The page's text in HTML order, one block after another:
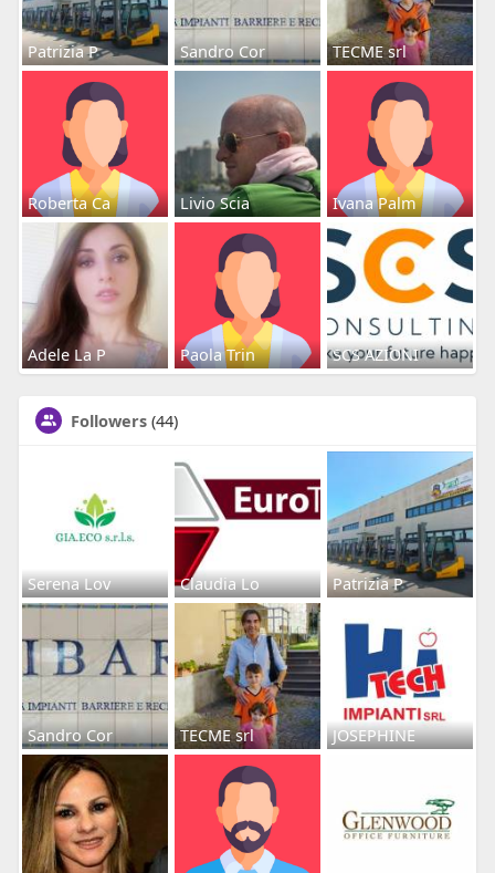
Patrizia P Sandro Cor TECME srl
Roberta Ca Livio Scia Ivana Palm
Adele La P Paola Trin SCS AZIONI
Followers (44)
Serena Lov Claudia Lo Patrizia P
Sandro Cor TECME srl JOSEPHINE